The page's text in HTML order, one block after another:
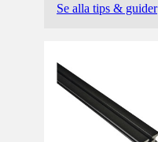
Se alla tips & guider